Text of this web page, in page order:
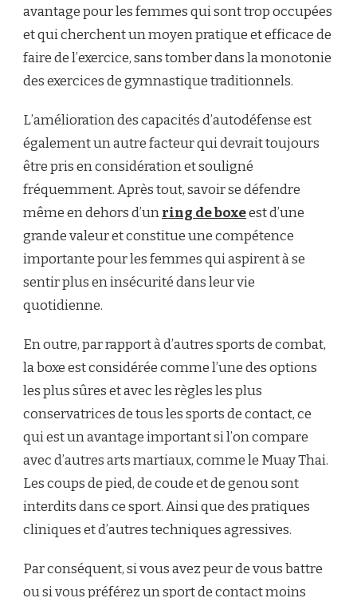
avantage pour les femmes qui sont trop occupées
et qui cherchent un moyen pratique et efficace de
faire de l’exercice, sans tomber dans la monotonie
des exercices de gymnastique traditionnels.
L’amélioration des capacités d’autodéfense est
également un autre facteur qui devrait toujours
être pris en considération et souligné
fréquemment. Après tout, savoir se défendre
même en dehors d’unring de boxeest d’une
grande valeur et constitue une compétence
importante pour les femmes qui aspirent à se
sentir plus en insécurité dans leur vie
quotidienne.
En outre, par rapport à d’autres sports de combat,
la boxe est considérée comme l’une des options
les plus sûres et avec les règles les plus
conservatrices de tous les sports de contact, ce
qui est un avantage important si l’on compare
avec d’autres arts martiaux, comme le Muay Thai.
Les coups de pied, de coude et de genou sont
interdits dans ce sport. Ainsi que des pratiques
cliniques et d’autres techniques agressives.
Par conséquent, si vous avez peur de vous battre
ou si vous préférez un sport de contact moins